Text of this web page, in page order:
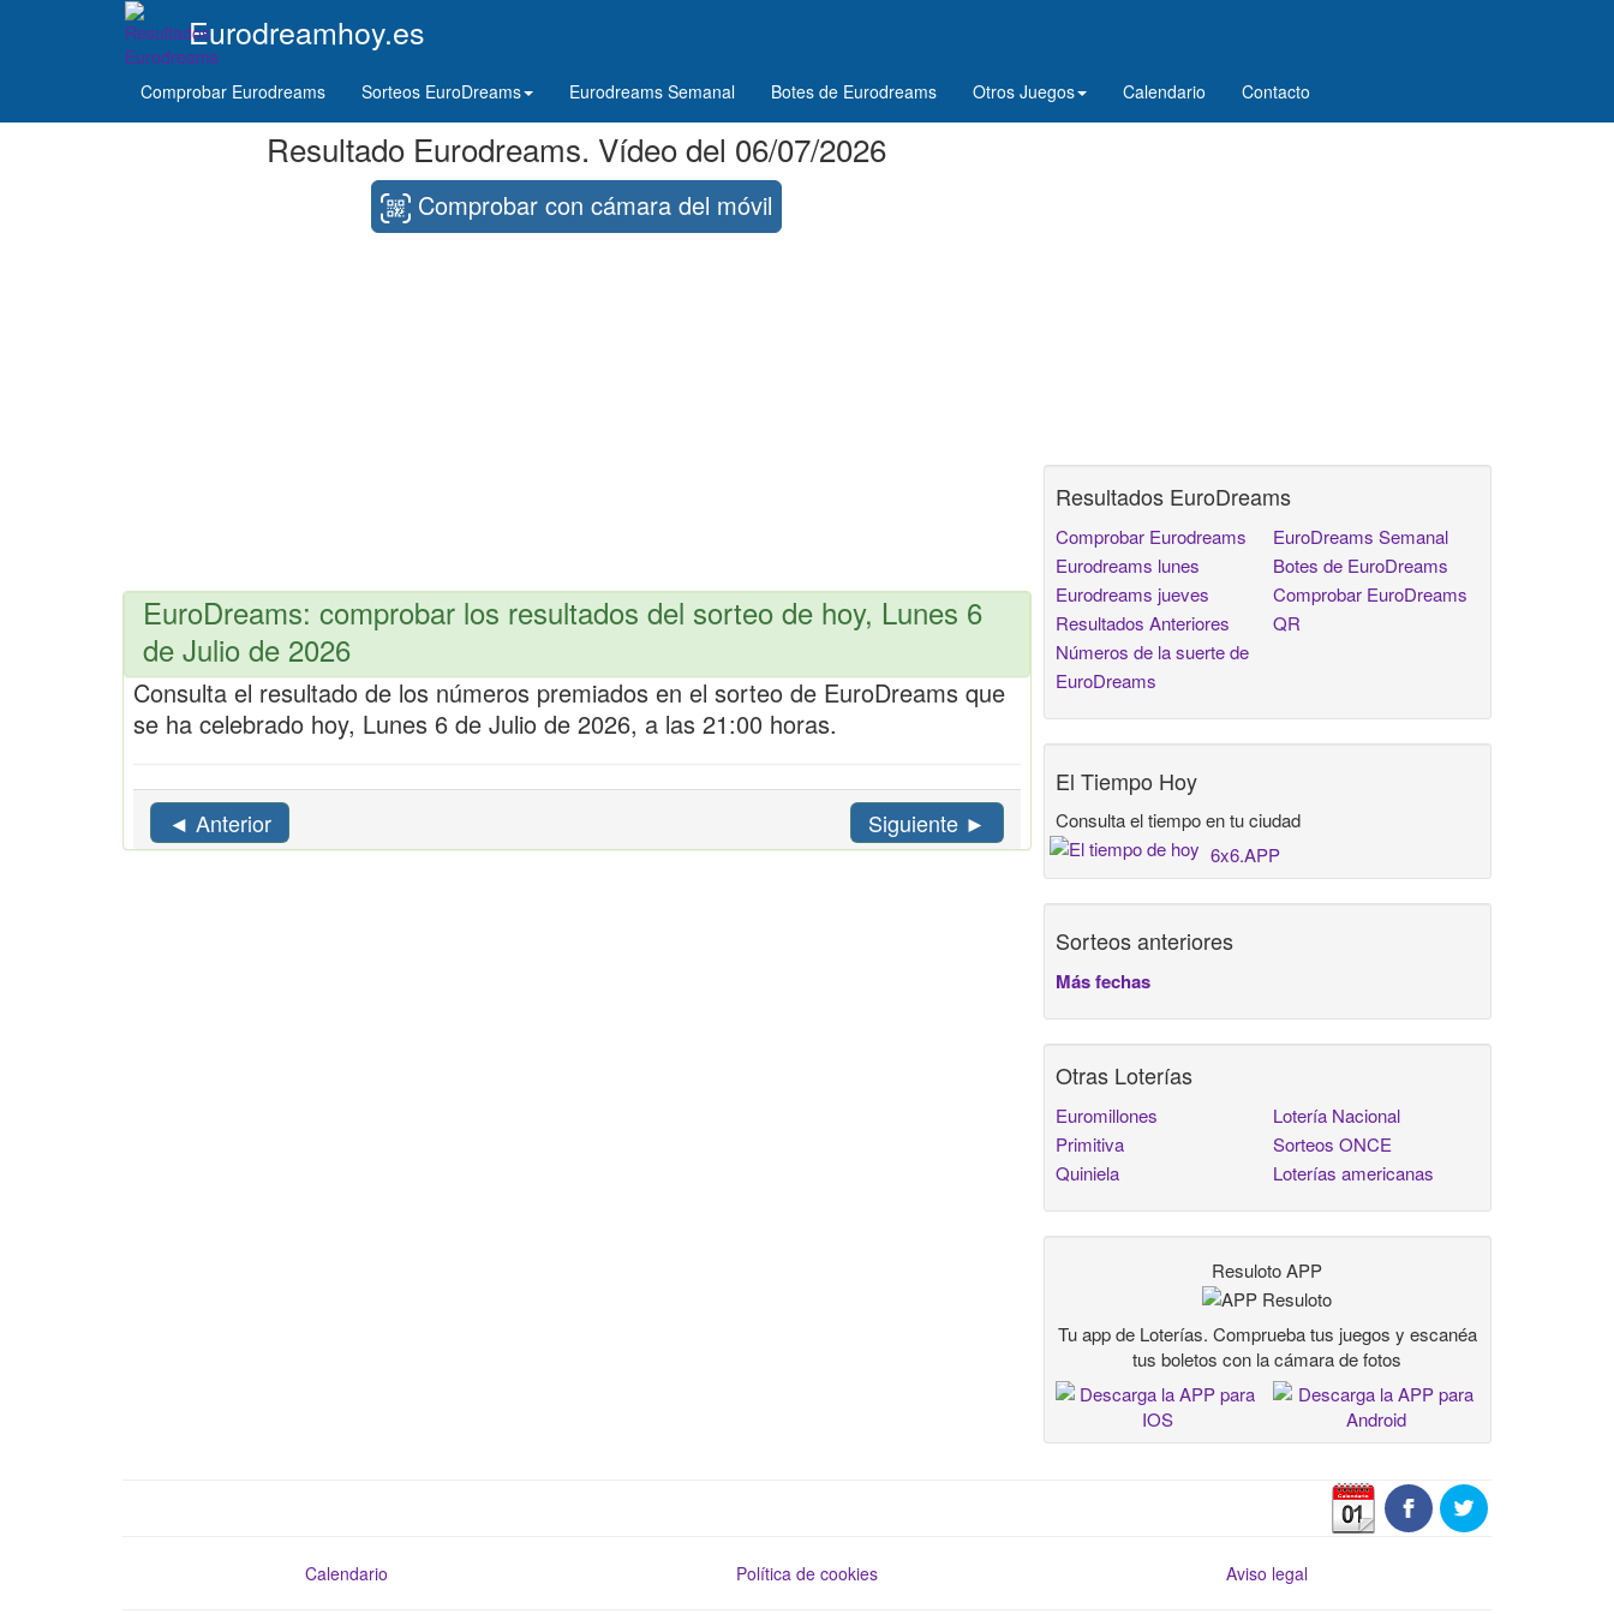
Eurodreamhoy.es
Comprobar Eurodreams Sorteos EuroDreams Eurodreams Semanal Botes de Eurodreams Otros Juegos Calendario Contacto
Resultado Eurodreams. Vídeo del 06/07/2026
Comprobar con cámara del móvil
EuroDreams: comprobar los resultados del sorteo de hoy, Lunes 6
de Julio de 2026
Consulta el resultado de los números premiados en el sorteo de EuroDreams que
se ha celebrado hoy, Lunes 6 de Julio de 2026, a las 21:00 horas.
◄ Anterior Siguiente ►
Resultados EuroDreams
Comprobar Eurodreams
Eurodreams lunes
Eurodreams jueves
Resultados Anteriores
Números de la suerte de
EuroDreams
EuroDreams Semanal
Botes de EuroDreams
Comprobar EuroDreams
QR
El Tiempo Hoy
Consulta el tiempo en tu ciudad
6x6.APP
Sorteos anteriores
Más fechas
Otras Loterías
Euromillones
Primitiva
Quiniela
Lotería Nacional
Sorteos ONCE
Loterías americanas
Resuloto APP
Tu app de Loterías. Comprueba tus juegos y escanéa
tus boletos con la cámara de fotos
Calendario Política de cookies Aviso legal